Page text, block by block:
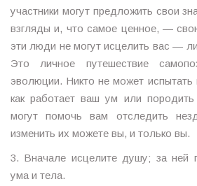
участники могут предложить свои
взгляды и, что самое ценное, —
эти люди не могут исцелить вас —
Это личное путешествие
эволюции. Никто не может испытать
как работает ваш ум или
могут помочь вам отследить
изменить их можете вы, и только вы.
3. Вначале исцелите душу; за ней
ума и тела.